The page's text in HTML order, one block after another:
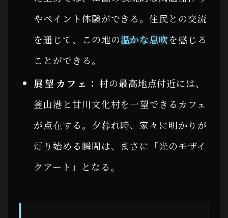
やペイント体験ができる。住民との交流
を通じて、この地の温かな息吹を感じる
ことができる。
展望カフェ： 村の最高地点付近には、
釜山港と甘川文化村を一望できるカフェ
が点在する。夕暮れ時、家々に明かりが
灯り始める瞬間は、まさに「光のモザイ
クアート」となる。